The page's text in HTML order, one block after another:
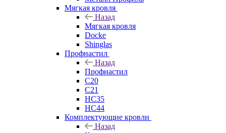
Мягкая кровля
Назад
Мягкая кровля
Docke
Shinglas
Профнастил
Назад
Профнастил
C20
C21
НС35
НС44
Комплектующие кровли
Назад